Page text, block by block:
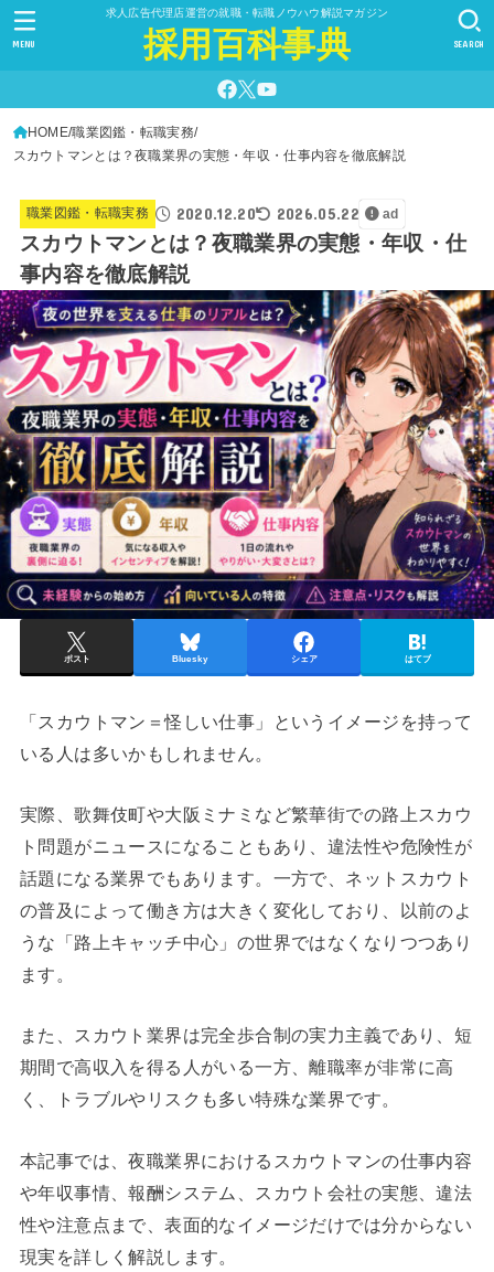
求人広告代理店運営の就職・転職ノウハウ解説マガジン
採用百科事典 SEARCH
MENU
HOME 職業図鑑・転職実務
スカウトマンとは？夜職業界の実態・年収・仕事内容を徹底解説
職業図鑑・転職実務 2020.12.20 2026.05.22 ad
スカウトマンとは？夜職業界の実態・年収・仕
事内容を徹底解説
ポスト Bluesky シェア はてブ
「スカウトマン＝怪しい仕事」というイメージを持って
いる人は多いかもしれません。
実際、歌舞伎町や大阪ミナミなど繁華街での路上スカウ
ト問題がニュースになることもあり、違法性や危険性が
話題になる業界でもあります。一方で、ネットスカウト
の普及によって働き方は大きく変化しており、以前のよ
うな「路上キャッチ中心」の世界ではなくなりつつあり
ます。
また、スカウト業界は完全歩合制の実力主義であり、短
期間で高収入を得る人がいる一方、離職率が非常に高
く、トラブルやリスクも多い特殊な業界です。
本記事では、夜職業界におけるスカウトマンの仕事内容
や年収事情、報酬システム、スカウト会社の実態、違法
性や注意点まで、表面的なイメージだけでは分からない
現実を詳しく解説します。